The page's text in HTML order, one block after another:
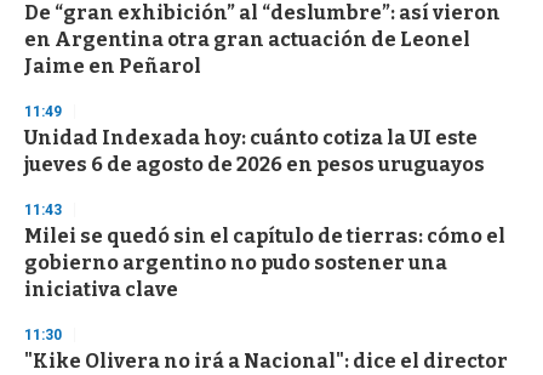
De “gran exhibición” al “deslumbre”: así vieron
en Argentina otra gran actuación de Leonel
Jaime en Peñarol
11:49
Unidad Indexada hoy: cuánto cotiza la UI este
jueves 6 de agosto de 2026 en pesos uruguayos
11:43
Milei se quedó sin el capítulo de tierras: cómo el
gobierno argentino no pudo sostener una
iniciativa clave
11:30
"Kike Olivera no irá a Nacional": dice el director